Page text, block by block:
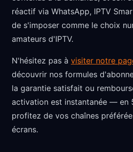
réactif via WhatsApp, IPTV
de s'imposer comme le choix
amateurs d'IPTV.
N'hésitez pas à visiter notre
découvrir nos formules
la garantie satisfait ou
activation est instantanée — en
profitez de vos chaînes
écrans.